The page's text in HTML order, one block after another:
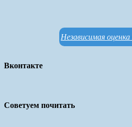
Независимая
Вконтакте
Советуем почитать